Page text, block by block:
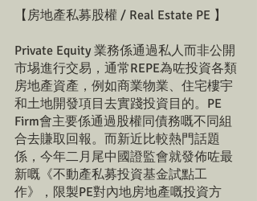
【房地產私募股權 / Real Estate PE 】
Private Equity 業務係通過私人而非公開
市埸進行交易，通常REPE為咗投資各類
房地產資產，例如商業物業、住宅樓宇
和土地開發項目去實踐投資目的。PE
Firm會主要係通過股權同債務嘅不同組
合去賺取回報。而新近比較熱門話題
係，今年二月尾中國證監會就發佈咗最
新嘅《不動產私募投資基金試點工
作》，限製PE對內地房地產嘅投資方